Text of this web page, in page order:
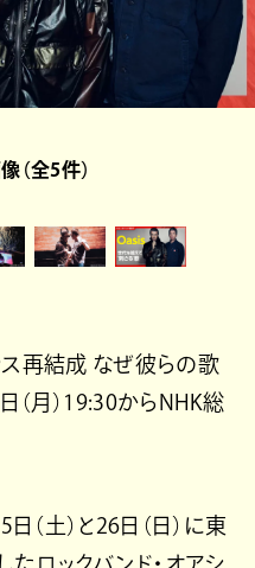
（全5件）
ス再結成 なぜ彼らの歌
（月）19:30からNHK総
（土）と26日（日）に東
ロックバンド・オアシ